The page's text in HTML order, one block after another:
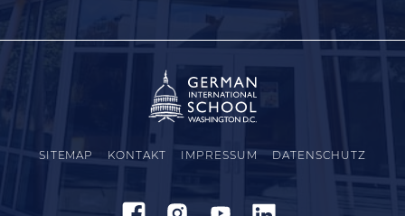
SITEMAP KONTAKT IMPRESSUM DATENSCHUTZ